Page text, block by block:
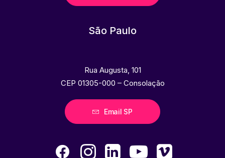
São Paulo
Rua Augusta, 101
CEP 01305-000 – Consolação
Email SP